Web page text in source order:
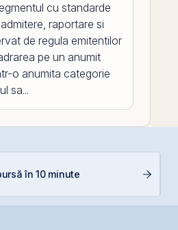
cu standarde
raportare si
de regula emitentilor
pe un anumit
o anumita categorie
sa...
în 10 minute